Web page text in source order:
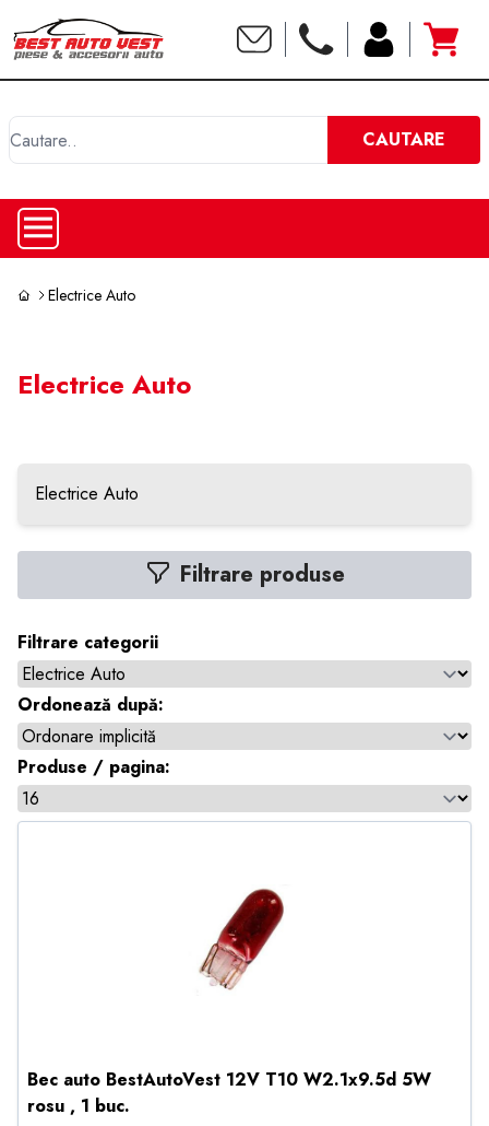
CAUTARE
Electrice Auto
Electrice Auto
Electrice Auto
Filtrare produse
Filtrare categorii
Ordonează după:
Produse / pagina:
Bec auto BestAutoVest 12V T10 W2.1x9.5d 5W
rosu , 1 buc.